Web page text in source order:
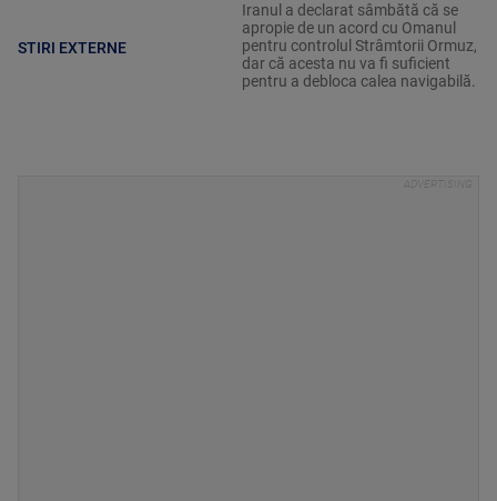
STIRI EXTERNE
Iranul a declarat sâmbătă că se
apropie de un acord cu Omanul
pentru controlul Strâmtorii Ormuz,
dar că acesta nu va fi suficient
pentru a debloca calea navigabilă.